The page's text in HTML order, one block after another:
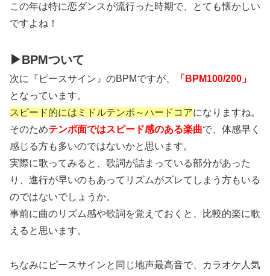
この年は特に恋ダンスが流行った時期で、とても懐かしい
ですよね！
▶BPMついて
次に『ピースサイン』のBPMですが、
「BPM100/200」
となっています。
スピード的にはミドルテンポ～ハードコアになりますね。
そのためテンポ面ではスピード感のある楽曲で、体感早く
感じる方も多いのではないかと思います。
実際に歌ってみると、歌詞が詰まっている部分があった
り、進行が早いのもあってリズムがズレてしまう方もいる
のではないでしょうか。
事前に曲のリズム感や歌詞を覚えておくと、比較的楽に歌
えると思います。
ちなみにピースサインと同じ地声最高音で、カラオケ人気